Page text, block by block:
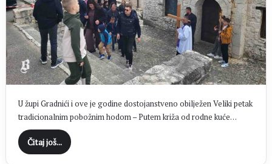
U župi Gradnići i ove je godine dostojanstveno obilježen Veliki petak
tradicionalnim pobožnim hodom – Putem križa od rodne kuće…
Čitaj još...